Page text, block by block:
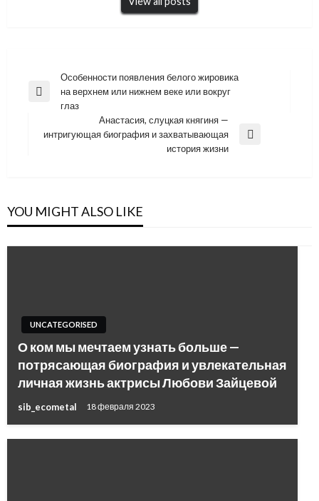
Навигация
по
Previous
Особенности появления белого жировика
на верхнем или нижнем веке или вокруг
глаз
Next
Анастасия, слуцкая княгиня —
интригующая биография и захватывающая
история жизни
YOU MIGHT ALSO LIKE
UNCATEGORISED
О ком мы мечтаем узнать больше —
потрясающая биография и увлекательная
личная жизнь актрисы Любови Зайцевой
sib_ecometal 18 февраля 2023